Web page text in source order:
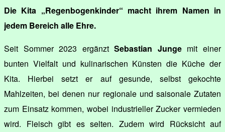
Die Kita „Regenbogenkinder“ macht ihrem Namen in
jedem Bereich alle Ehre.
Seit Sommer 2023 ergänztSebastian Jungemit einer
bunten Vielfalt und kulinarischen Künsten die Küche der
Kita. Hierbei setzt er auf gesunde, selbst gekochte
Mahlzeiten, bei denen nur regionale und saisonale Zutaten
zum Einsatz kommen, wobei industrieller Zucker vermieden
wird. Fleisch gibt es selten. Zudem wird Rücksicht auf